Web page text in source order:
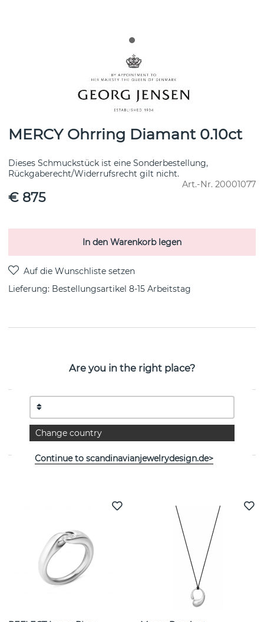
MERCY Ohrring Diamant 0.10ct
Dieses Schmuckstück ist eine Sonderbestellung,
Rückgaberecht/Widerrufsrecht gilt nicht.
Art.-Nr. 20001077
€ 875
In den Warenkorb legen
Lieferung: Bestellungsartikel 8-15 Arbeitstag
MERCY Ohrring Diamant 0.10ct von der dänischen
Marke Georg Jensen
EIGENSCHAFTEN
Kollektion:
Are you in the right place?
Change country
Continue to scandinavianjewelrydesign.de>